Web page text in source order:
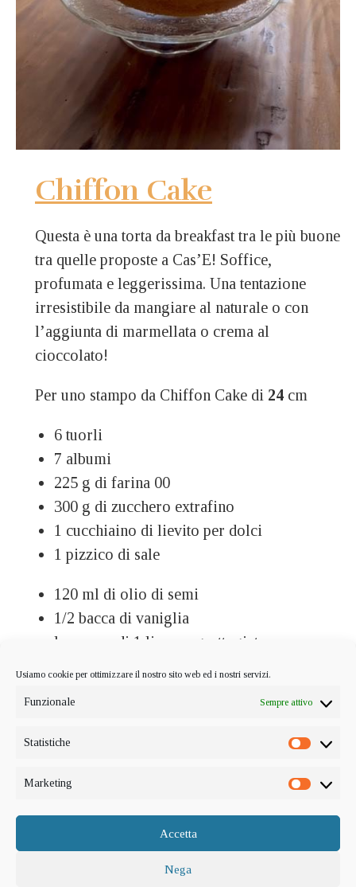
Usiamo cookie per ottimizzare il nostro sito web ed i nostri servizi.
Funzionale Sempre attivo
Statistiche
Marketing
Accetta
Nega
Chiffon Cake
Questa è una torta da breakfast tra le più buone
tra quelle proposte a Cas’E! Soffice,
profumata e leggerissima. Una tentazione
irresistibile da mangiare al naturale o con
l’aggiunta di marmellata o crema al
cioccolato!
Per uno stampo da Chiffon Cake di 24 cm
6 tuorli
7 albumi
225 g di farina 00
300 g di zucchero extrafino
1 cucchiaino di lievito per dolci
1 pizzico di sale
120 ml di olio di semi
1/2 bacca di vaniglia
la scorza di 1 limone grattugiata